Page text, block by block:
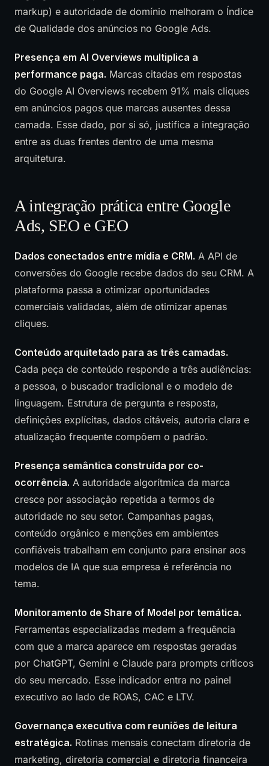
markup) e autoridade de domínio melhoram o Índice
de Qualidade dos anúncios no Google Ads.
Presença em AI Overviews multiplica a
performance paga. Marcas citadas em respostas
do Google AI Overviews recebem 91% mais cliques
em anúncios pagos que marcas ausentes dessa
camada. Esse dado, por si só, justifica a integração
entre as duas frentes dentro de uma mesma
arquitetura.
A integração prática entre Google
Ads, SEO e GEO
Dados conectados entre mídia e CRM. A API de
conversões do Google recebe dados do seu CRM. A
plataforma passa a otimizar oportunidades
comerciais validadas, além de otimizar apenas
cliques.
Conteúdo arquitetado para as três camadas.
Cada peça de conteúdo responde a três audiências:
a pessoa, o buscador tradicional e o modelo de
linguagem. Estrutura de pergunta e resposta,
definições explícitas, dados citáveis, autoria clara e
atualização frequente compõem o padrão.
Presença semântica construída por co-
ocorrência. A autoridade algorítmica da marca
cresce por associação repetida a termos de
autoridade no seu setor. Campanhas pagas,
conteúdo orgânico e menções em ambientes
confiáveis trabalham em conjunto para ensinar aos
modelos de IA que sua empresa é referência no
tema.
Monitoramento de Share of Model por temática.
Ferramentas especializadas medem a frequência
com que a marca aparece em respostas geradas
por ChatGPT, Gemini e Claude para prompts críticos
do seu mercado. Esse indicador entra no painel
executivo ao lado de ROAS, CAC e LTV.
Governança executiva com reuniões de leitura
estratégica. Rotinas mensais conectam diretoria de
marketing, diretoria comercial e diretoria financeira